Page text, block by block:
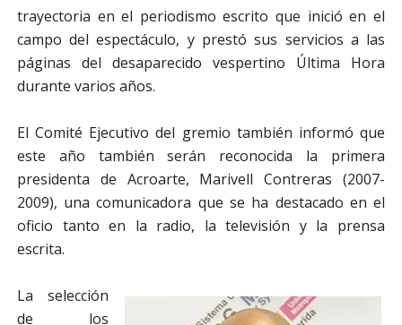
trayectoria en el periodismo escrito que inició en el
campo del espectáculo, y prestó sus servicios a las
páginas del desaparecido vespertino Última Hora
durante varios años.
El Comité Ejecutivo del gremio también informó que
este año también serán reconocida la primera
presidenta de Acroarte, Marivell Contreras (2007-
2009), una comunicadora que se ha destacado en el
oficio tanto en la radio, la televisión y la prensa
escrita.
La selección
de los